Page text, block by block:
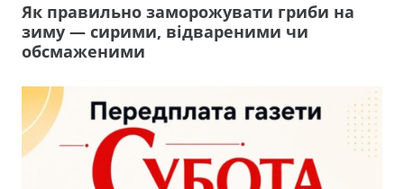
Як правильно заморожувати гриби на
зиму — сирими, відвареними чи
обсмаженими